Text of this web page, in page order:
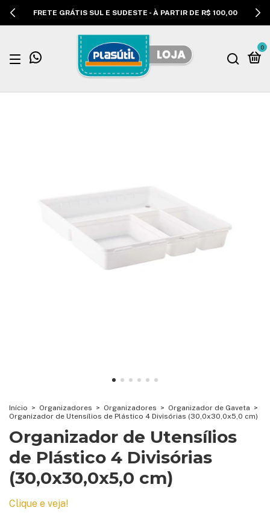
FRETE GRÁTIS SUL E SUDESTE - À PARTIR DE R$ 100,00
0
Início > Organizadores > Organizadores > Organizador de Gaveta >
Organizador de Utensílios de Plástico 4 Divisórias (30,0x30,0x5,0 cm)
Organizador de Utensílios
de Plástico 4 Divisórias
(30,0x30,0x5,0 cm)
Clique e veja!